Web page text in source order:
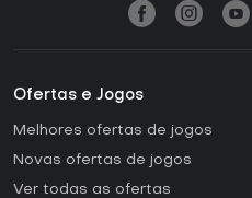
Ofertas e Jogos
Melhores ofertas de jogos
Novas ofertas de jogos
Ver todas as ofertas